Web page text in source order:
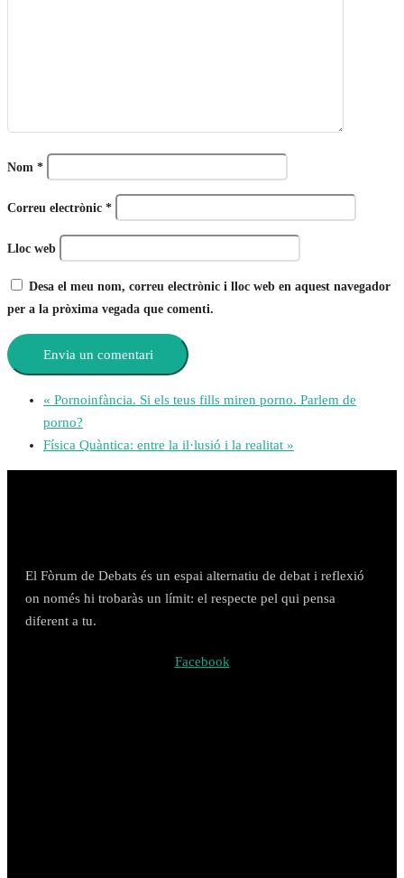
Nom *
Correu electrònic *
Lloc web
Desa el meu nom, correu electrònic i lloc web en aquest navegador
per a la pròxima vegada que comenti.
« Pornoinfància. Si els teus fills miren porno. Parlem de
porno?
Física Quàntica: entre la il·lusió i la realitat »
El Fòrum de Debats és un espai alternatiu de debat i reflexió
on només hi trobaràs un límit: el respecte pel qui pensa
diferent a tu.
Facebook